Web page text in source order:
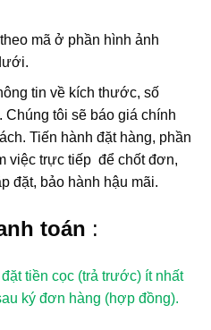
mã ở phần hình ảnh
tin về kích thước, số
Chúng tôi sẽ báo giá chính
Tiến hành đặt hàng, phần
việc trực tiếp để chốt đơn,
đặt, bảo hành hậu mãi.
toán :
tiền cọc (trả trước) ít nhất
ký đơn hàng (hợp đồng).